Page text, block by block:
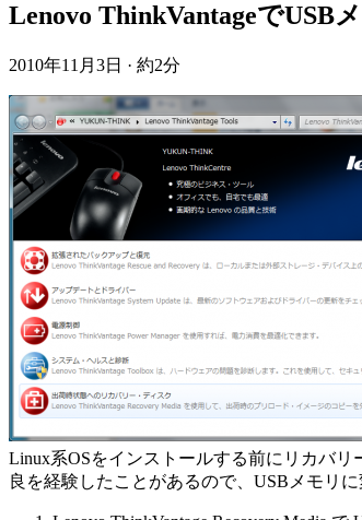
Lenovo ThinkVantageでUSB
2010年11月3日 · 約2分
Linux系OSをインストールする前にリカバ
良を経験したことがあるので、USBメモリ